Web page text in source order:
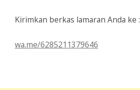
Kirimkan berkas lamaran Anda ke :
wa.me/6285211379646